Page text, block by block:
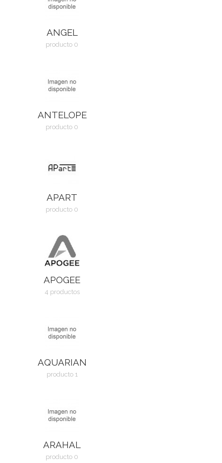
ANGEL
producto 0
ANTELOPE
producto 0
APART
producto 0
APOGEE
4 productos
AQUARIAN
producto 1
ARAHAL
producto 0